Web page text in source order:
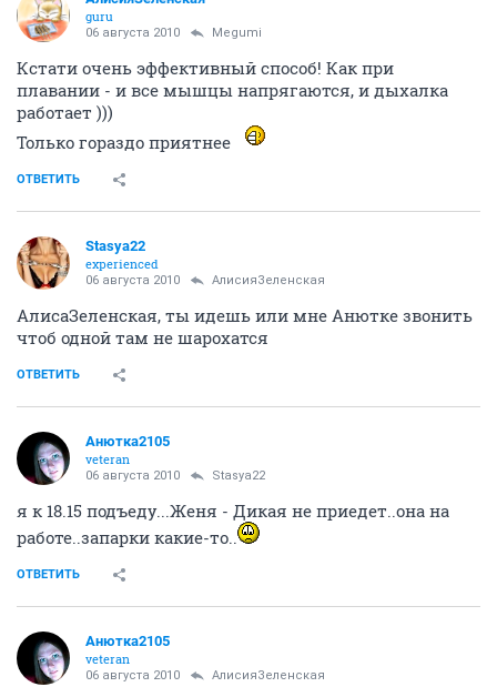
guru
06 августа 2010 Megumi
Кстати очень эффективный способ! Как при
плавании - и все мышцы напрягаются, и дыхалка
работает )))
Только гораздо приятнее
ОТВЕТИТЬ
Stasya22
experienced
06 августа 2010 АлисияЗеленская
АлисаЗеленская, ты идешь или мне Анютке звонить
чтоб одной там не шарохатся
ОТВЕТИТЬ
Анютка2105
veteran
06 августа 2010 Stasya22
я к 18.15 подъеду...Женя - Дикая не приедет..она на
работе..запарки какие-то..
ОТВЕТИТЬ
Анютка2105
veteran
06 августа 2010 АлисияЗеленская